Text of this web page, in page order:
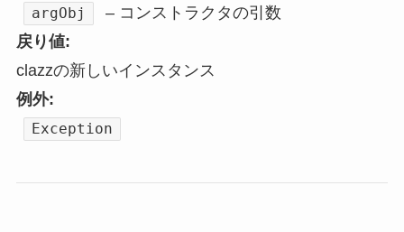
argObj
– コンストラクタの引数
戻り値:
clazzの新しいインスタンス
例外:
Exception